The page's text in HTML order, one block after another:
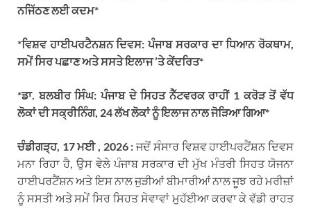
ਨਜਿੱਠਣ ਲਈ ਕਦਮ*
*ਵਿਸ਼ਵ ਹਾਈਪਰਟੈਨਸ਼ਨ ਦਿਵਸ: ਪੰਜਾਬ ਸਰਕਾਰ ਦਾ ਧਿਆਨ ਰੋਕਥਾਮ,
ਸਮੇਂ ਸਿਰ ਪਛਾਣ ਅਤੇ ਸਸਤੇ ਇਲਾਜ ’ਤੇ ਕੇਂਦਰਿਤ*
*ਡਾ. ਬਲਬੀਰ ਸਿੰਘ: ਪੰਜਾਬ ਦੇ ਸਿਹਤ ਨੈੱਟਵਰਕ ਰਾਹੀਂ 1 ਕਰੋੜ ਤੋਂ ਵੱਧ
ਲੋਕਾਂ ਦੀ ਸਕ੍ਰੀਨਿੰਗ, 24 ਲੱਖ ਲੋਕਾਂ ਨੂੰ ਇਲਾਜ ਨਾਲ ਜੋੜਿਆ ਗਿਆ*
ਚੰਡੀਗੜ੍ਹ, 17 ਮਈ , 2026 : ਜਦੋਂ ਸੰਸਾਰ ਵਿਸ਼ਵ ਹਾਈਪਰਟੈਂਸ਼ਨ ਦਿਵਸ
ਮਨਾ ਰਿਹਾ ਹੈ, ਉਸ ਵੇਲੇ ਪੰਜਾਬ ਸਰਕਾਰ ਦੀ ਮੁੱਖ ਮੰਤਰੀ ਸਿਹਤ ਯੋਜਨਾ
ਹਾਈਪਰਟੈਂਸ਼ਨ ਅਤੇ ਇਸ ਨਾਲ ਜੁੜੀਆਂ ਬੀਮਾਰੀਆਂ ਨਾਲ ਜੂਝ ਰਹੇ ਮਰੀਜ਼ਾਂ
ਨੂੰ ਸਸਤੀ ਅਤੇ ਸਮੇਂ ਸਿਰ ਸਿਹਤ ਸੇਵਾਵਾਂ ਮੁਹੱਈਆ ਕਰਵਾ ਕੇ ਵੱਡੀ ਰਾਹਤ